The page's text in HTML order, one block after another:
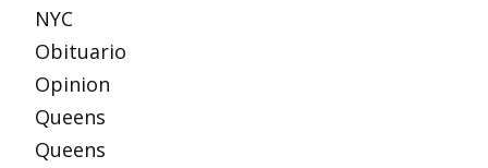
NYC
Obituario
Opinion
Queens
Queens